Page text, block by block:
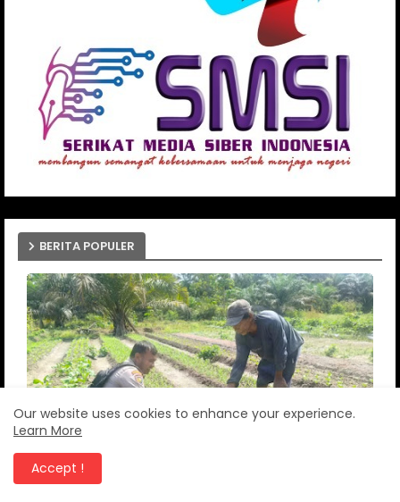
BERITA POPULER
Our website uses cookies to enhance your experience.
Learn More
Accept !